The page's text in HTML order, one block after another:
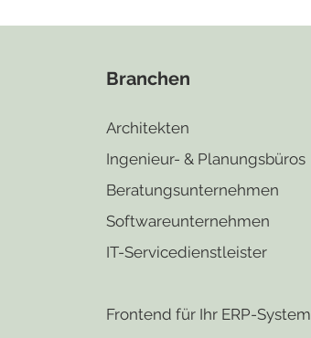
Branchen
Architekten
Ingenieur- & Planungsbüros
Beratungsunternehmen
Softwareunternehmen
IT-Servicedienstleister
Frontend für Ihr ERP-System